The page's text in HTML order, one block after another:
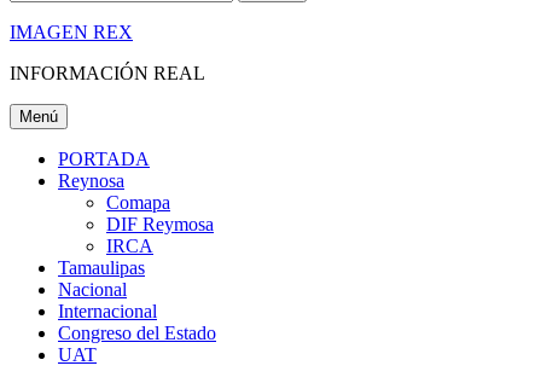
IMAGEN REX
INFORMACIÓN REAL
Menú
PORTADA
Reynosa
Comapa
DIF Reymosa
IRCA
Tamaulipas
Nacional
Internacional
Congreso del Estado
UAT